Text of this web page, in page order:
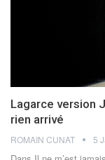
Lagarce version
rien arrivé
ROMAIN CUNAT 5